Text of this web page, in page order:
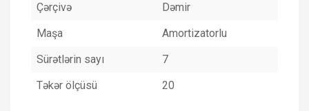
Çərçivə
Dəmir
Maşa
Amortizatorlu
Sürətlərin sayı
7
Təkər ölçüsü
20